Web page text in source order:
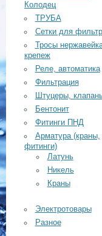
Колодец
ТРУБА
Сетки для
Тросы
крепеж
Реле, автоматика
Фильтрация
Штуцеры,
Бентонит
Фитинги ПНД
Арматура (краны,
фитинги)
Латунь
Никель
Краны
Электротовары
Разное